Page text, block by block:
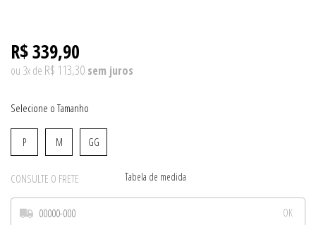
R$ 339,90
ou 3xde R$ 113,30
Tamanho
P M GG
CONSULTE O FRETE Tabela de medida